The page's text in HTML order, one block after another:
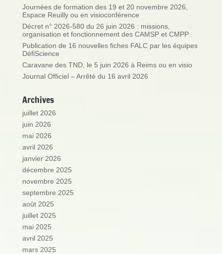
Journées de formation des 19 et 20 novembre 2026,
Espace Reuilly ou en visioconférence
Décret n° 2026-580 du 26 juin 2026 : missions,
organisation et fonctionnement des CAMSP et CMPP
Publication de 16 nouvelles fiches FALC par les équipes
DéfiScience
Caravane des TND, le 5 juin 2026 à Reims ou en visio
Journal Officiel – Arrêté du 16 avril 2026
Archives
juillet 2026
juin 2026
mai 2026
avril 2026
janvier 2026
décembre 2025
novembre 2025
septembre 2025
août 2025
juillet 2025
mai 2025
avril 2025
mars 2025